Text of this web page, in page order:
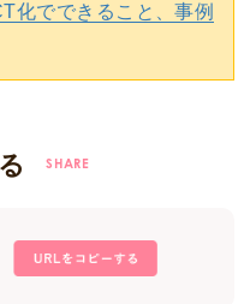
化でできること、事例
SHARE